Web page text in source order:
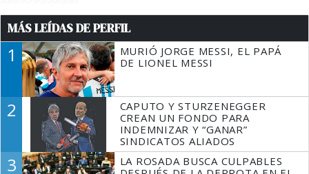
MÁS LEÍDAS DE PERFIL
1
MURIÓ JORGE MESSI, EL PAPÁ
DE LIONEL MESSI
2
CAPUTO Y STURZENEGGER
CREAN UN FONDO PARA
INDEMNIZAR Y “GANAR”
SINDICATOS ALIADOS
3
LA ROSADA BUSCA CULPABLES